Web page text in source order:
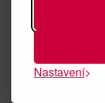
Nastavení